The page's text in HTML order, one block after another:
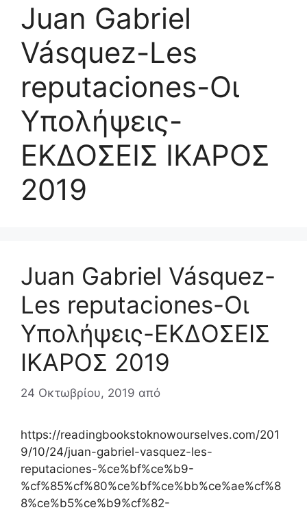
Juan Gabriel
Vásquez-Les
reputaciones-Οι
Υπολήψεις-
ΕΚΔΟΣΕΙΣ ΙΚΑΡΟΣ
2019
Juan Gabriel Vásquez-
Les reputaciones-Οι
Υπολήψεις-ΕΚΔΟΣΕΙΣ
ΙΚΑΡΟΣ 2019
24 Οκτωβρίου, 2019 από
https://readingbookstoknowourselves.com/201
9/10/24/juan-gabriel-vasquez-les-
reputaciones-%ce%bf%ce%b9-
%cf%85%cf%80%ce%bf%ce%bb%ce%ae%cf%8
8%ce%b5%ce%b9%cf%82-